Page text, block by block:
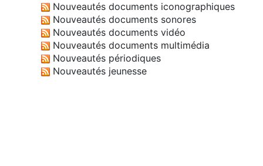
Nouveautés documents iconographiques
Nouveautés documents sonores
Nouveautés documents vidéo
Nouveautés documents multimédia
Nouveautés périodiques
Nouveautés jeunesse